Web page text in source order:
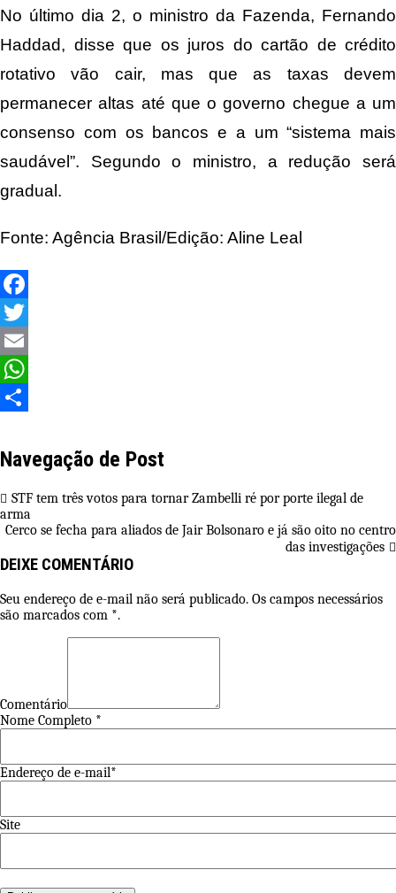
No último dia 2, o ministro da Fazenda, Fernando
Haddad, disse que os juros do cartão de crédito
rotativo vão cair, mas que as taxas devem
permanecer altas até que o governo chegue a um
consenso com os bancos e a um “sistema mais
saudável”. Segundo o ministro, a redução será
gradual.
Fonte: Agência Brasil/Edição: Aline Leal
Facebook
Twitter
Email
WhatsApp
Navegação de Post
STF tem três votos para tornar Zambelli ré por porte ilegal de
arma
Cerco se fecha para aliados de Jair Bolsonaro e já são oito no centro
das investigações
DEIXE COMENTÁRIO
Seu endereço de e-mail não será publicado. Os campos necessários
são marcados com *.
Comentário
Nome Completo *
Endereço de e-mail*
Site